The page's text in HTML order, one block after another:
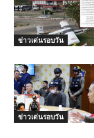
ข่าวเด่นรอบวัน
ข่าวเด่นรอบวัน